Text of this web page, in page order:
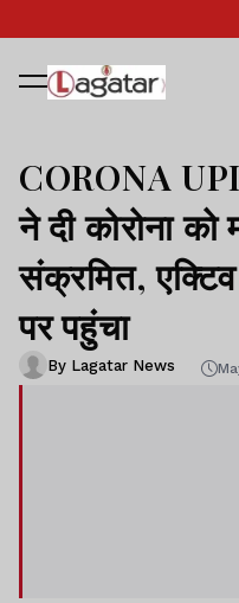
CORONA
ने दी कोरोना
संक्रमित,
पर पहुंचा
By Lagatar News